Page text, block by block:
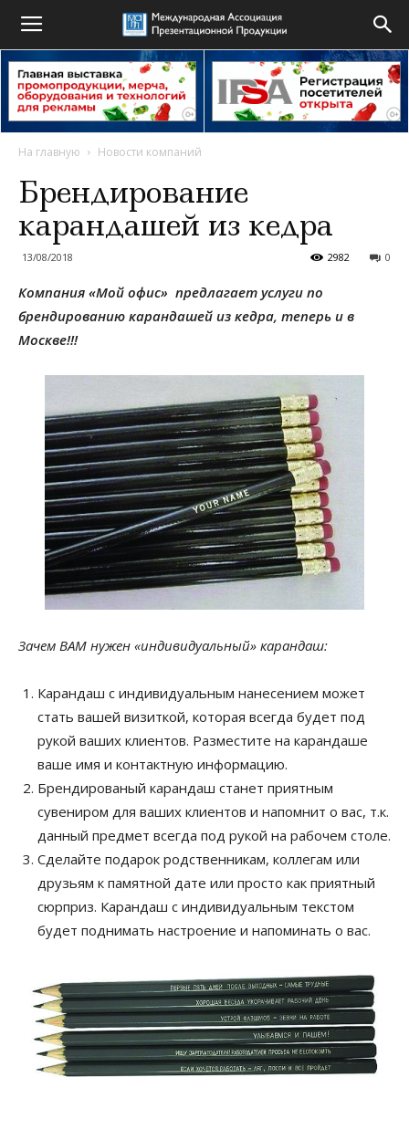
На главную Новости компаний
Брендирование
карандашей из кедра
13/08/2018 0
2982
Компания «Мой офис» предлагает услуги по
брендированию карандашей из кедра, теперь и в
Москве!!!
Зачем ВАМ нужен «индивидуальный» карандаш:
Карандаш с индивидуальным нанесением может
стать вашей визиткой, которая всегда будет под
рукой ваших клиентов. Разместите на карандаше
ваше имя и контактную информацию.
Брендированый карандаш станет приятным
сувениром для ваших клиентов и напомнит о вас, т.к.
данный предмет всегда под рукой на рабочем столе.
Сделайте подарок родственникам, коллегам или
друзьям к памятной дате или просто как приятный
сюрприз. Карандаш с индивидуальным текстом
будет поднимать настроение и напоминать о вас.